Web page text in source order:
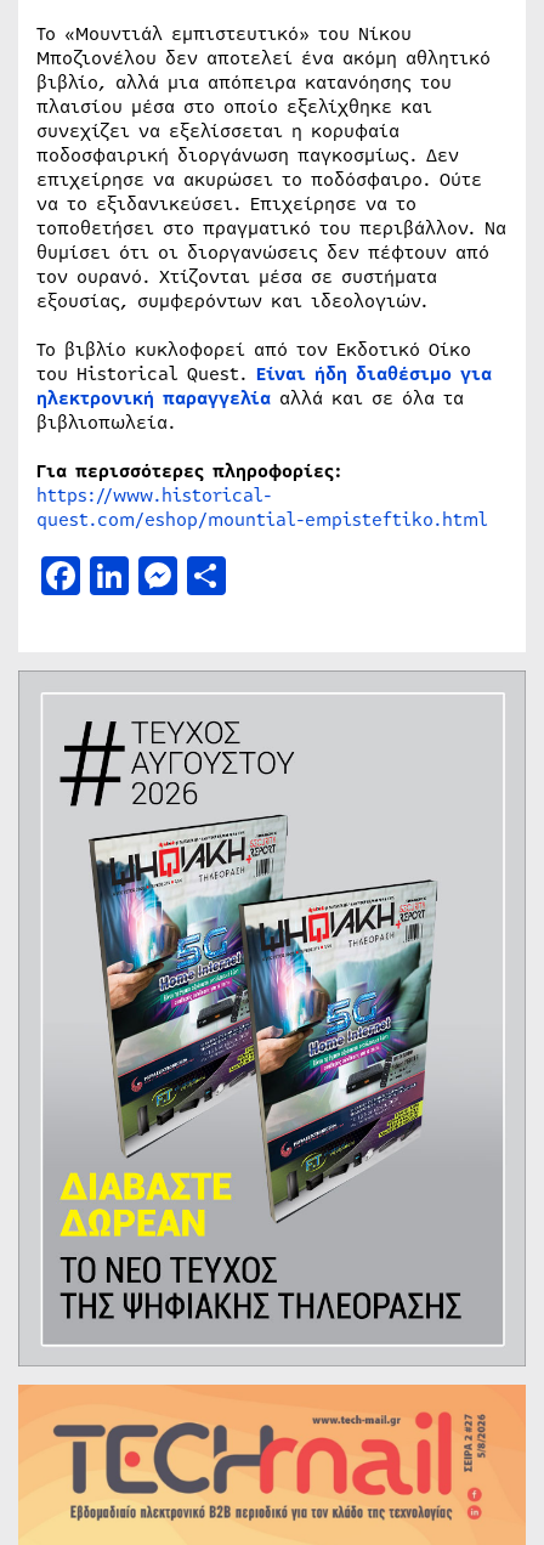
Το «Μουντιάλ εμπιστευτικό» του Νίκου
Μποζιονέλου δεν αποτελεί ένα ακόμη αθλητικό
βιβλίο, αλλά μια απόπειρα κατανόησης του
πλαισίου μέσα στο οποίο εξελίχθηκε και
συνεχίζει να εξελίσσεται η κορυφαία
ποδοσφαιρική διοργάνωση παγκοσμίως. Δεν
επιχείρησε να ακυρώσει το ποδόσφαιρο. Ούτε
να το εξιδανικεύσει. Επιχείρησε να το
τοποθετήσει στο πραγματικό του περιβάλλον. Να
θυμίσει ότι οι διοργανώσεις δεν πέφτουν από
τον ουρανό. Χτίζονται μέσα σε συστήματα
εξουσίας, συμφερόντων και ιδεολογιών.
Το βιβλίο κυκλοφορεί από τον Εκδοτικό Οίκο
του Historical Quest. Είναι ήδη διαθέσιμο για
ηλεκτρονική παραγγελία αλλά και σε όλα τα
βιβλιοπωλεία.
Για περισσότερες πληροφορίες:
https://www.historical-
quest.com/eshop/mountial-empisteftiko.html
Facebook
LinkedIn
Messenger